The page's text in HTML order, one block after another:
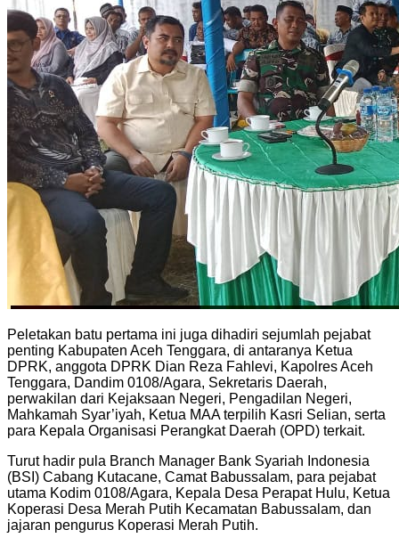
Peletakan batu pertama ini juga dihadiri sejumlah pejabat
penting Kabupaten Aceh Tenggara, di antaranya Ketua
DPRK, anggota DPRK Dian Reza Fahlevi, Kapolres Aceh
Tenggara, Dandim 0108/Agara, Sekretaris Daerah,
perwakilan dari Kejaksaan Negeri, Pengadilan Negeri,
Mahkamah Syar’iyah, Ketua MAA terpilih Kasri Selian, serta
para Kepala Organisasi Perangkat Daerah (OPD) terkait.
Turut hadir pula Branch Manager Bank Syariah Indonesia
(BSI) Cabang Kutacane, Camat Babussalam, para pejabat
utama Kodim 0108/Agara, Kepala Desa Perapat Hulu, Ketua
Koperasi Desa Merah Putih Kecamatan Babussalam, dan
jajaran pengurus Koperasi Merah Putih.